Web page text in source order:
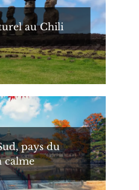
au Chili
pays du
calme